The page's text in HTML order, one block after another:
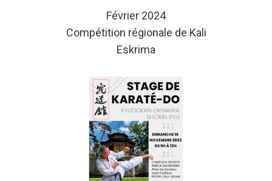
Février 2024
Compétition régionale de Kali
Eskrima